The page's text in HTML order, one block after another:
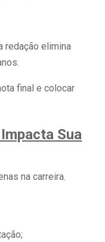
redação elimina
final e colocar
Sua
na carreira.